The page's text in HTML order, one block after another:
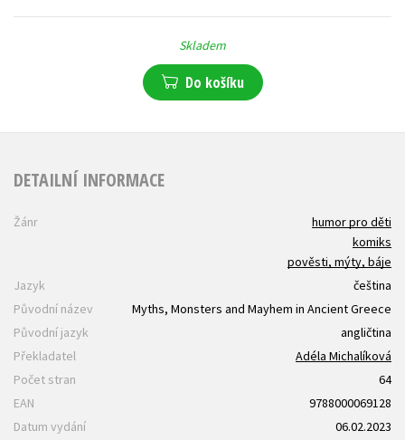
Skladem
Do košíku
DETAILNÍ INFORMACE
Žánr
humor pro děti
komiks
pověsti, mýty, báje
Jazyk
čeština
Původní název
Myths, Monsters and Mayhem in Ancient Greece
Původní jazyk
angličtina
Překladatel
Adéla Michalíková
Počet stran
64
EAN
9788000069128
Datum vydání
06.02.2023